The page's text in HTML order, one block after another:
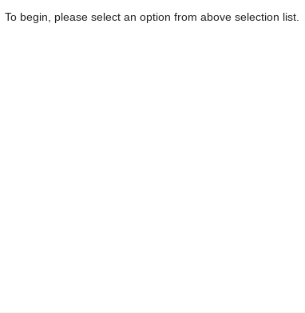
To begin, please select an option from above selection list.